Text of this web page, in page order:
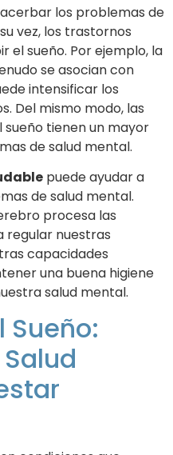
los problemas de
vez, los trastornos
el sueño. Por ejemplo, la
se asocian con
intensificar los
Del mismo modo, las
tienen un mayor
de salud mental.
puede ayudar a
de salud mental.
procesa las
regular nuestras
capacidades
una buena higiene
salud mental.
Sueño: